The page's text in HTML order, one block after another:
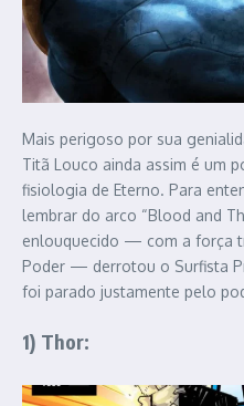
Mais perigoso por sua
Titã Louco ainda assim é um
fisiologia de Eterno. Para
lembrar do arco “Blood and
enlouquecido — com a força
Poder — derrotou o Surfista
foi parado justamente pelo
1) Thor: